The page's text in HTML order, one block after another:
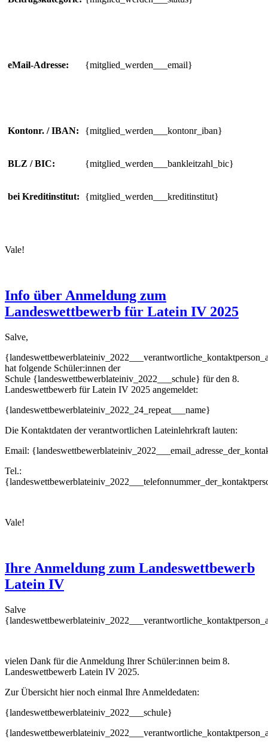
eMail-Adresse: {mitglied_werden___email}
Kontonr. / IBAN: {mitglied_werden___kontonr_iban}
BLZ / BIC: {mitglied_werden___bankleitzahl_bic}
bei Kreditinstitut: {mitglied_werden___kreditinstitut}
Vale!
Info über Anmeldung zum
Landeswettbewerb für Latein IV 2025
Salve,
hat folgende Schüler:innen der
Schule {landeswettbewerblateiniv_2022___schule} für den 8.
Landeswettbewerb für Latein IV 2025 angemeldet:
{landeswettbewerblateiniv_2022_24_repeat___name}
Die Kontaktdaten der verantwortlichen Lateinlehrkraft lauten:
Email:
Tel.:
Vale!
Ihre Anmeldung zum Landeswettbewerb
Latein IV
Salve
vielen Dank für die Anmeldung Ihrer Schüler:innen beim 8.
Landeswettbewerb Latein IV 2025.
Zur Übersicht hier noch einmal Ihre Anmeldedaten:
{landeswettbewerblateiniv_2022___schule}